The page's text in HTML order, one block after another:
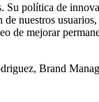
política de
nuestros
mejorar
Brand